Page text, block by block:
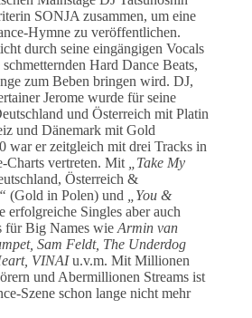
SONJA zusammen, um eine
Hymne zu veröffentlichen.
durch seine eingängigen Vocals
Hard Dance Beats,
zum Beben bringen wird. DJ,
Jerome wurde für seine
und Österreich mit Platin
und Dänemark mit Gold
war er zeitgleich mit drei Tracks in
Charts vertreten. Mit
„Take My
Österreich &
(Gold in Polen) und
„You &
erfolgreiche Singles aber auch
für Big Names wie Armin van
Sam Feldt, The Underdog
VINAIu.v.m. Mit Millionen
und Abermillionen Streams ist
Szene schon lange nicht mehr